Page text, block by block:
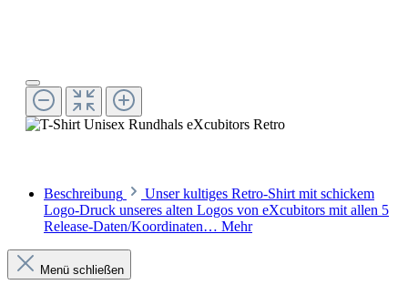
Beschreibung
Unser kultiges Retro-Shirt mit schickem
Logo-Druck unseres alten Logos von eXcubitors mit allen 5
Release-Daten/Koordinaten… Mehr
Menü schließen